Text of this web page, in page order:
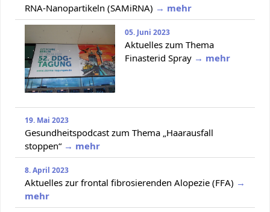
RNA-Nanopartikeln (SAMiRNA) → mehr
05. Juni 2023
Aktuelles zum Thema
Finasterid Spray → mehr
19. Mai 2023
Gesundheitspodcast zum Thema „Haarausfall
stoppen“ → mehr
8. April 2023
Aktuelles zur frontal fibrosierenden Alopezie (FFA) →
mehr